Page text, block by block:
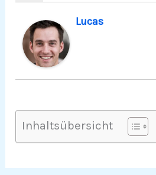
Lucas
Inhaltsübersicht